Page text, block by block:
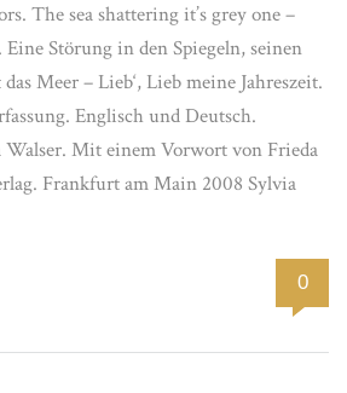
The sea shattering it’s grey one –
Eine Störung in den Spiegeln, seinen
Meer – Lieb‘, Lieb meine Jahreszeit.
Englisch und Deutsch.
Walser. Mit einem Vorwort von Frieda
Frankfurt am Main 2008 Sylvia
0